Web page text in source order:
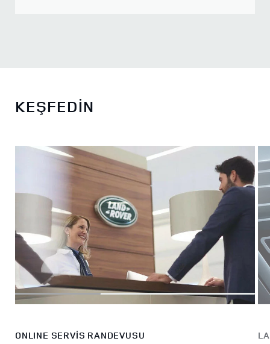
KEŞFEDİN
ONLINE SERVİS RANDEVUSU